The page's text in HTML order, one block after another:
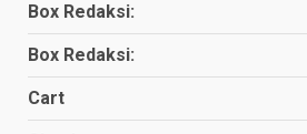
Box Redaksi:
Box Redaksi:
Cart